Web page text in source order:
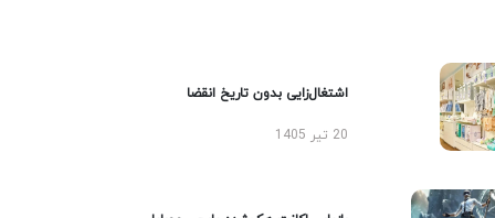
اشتغال‌زایی بدون تاریخ انقضا
20 تیر 1405